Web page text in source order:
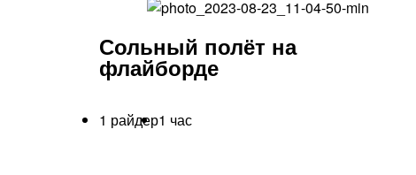
Сольный полёт на
флайборде
1 райдер1 час